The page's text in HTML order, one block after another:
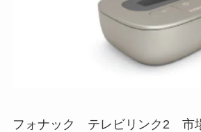
フォナック テレビリンク2 市